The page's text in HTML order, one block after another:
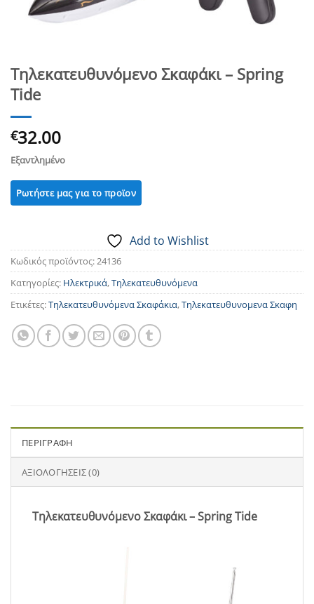
Τηλεκατευθυνόμενο Σκαφάκι – Spring
Tide
€32.00
Εξαντλημένο
Add to Wishlist
Κωδικός προϊόντος:24136
Κατηγορίες: Ηλεκτρικά,Τηλεκατευθυνόμενα
Ετικέτες:Τηλεκατευθυνόμενα Σκαφάκια,Τηλεκατευθυνομενα Σκαφη
ΠΕΡΙΓΡΑΦΉ
ΑΞΙΟΛΟΓΉΣΕΙΣ (0)
Τηλεκατευθυνόμενο Σκαφάκι – Spring Tide